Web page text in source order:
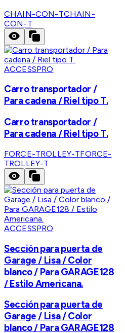
CHAIN-CON-TCHAIN-
CON-T
ACCESSPRO
Carro transportador /
Para cadena / Riel tipo T.
Carro transportador /
Para cadena / Riel tipo T.
FORCE-TROLLEY-TFORCE-
TROLLEY-T
ACCESSPRO
Sección para puerta de
Garage / Lisa / Color
blanco / Para GARAGE128
/ Estilo Americana.
Sección para puerta de
Garage / Lisa / Color
blanco / Para GARAGE128